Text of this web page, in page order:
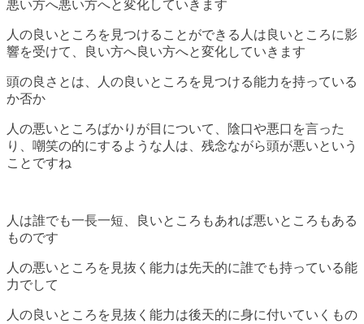
悪い方へ悪い方へと変化していきます
人の良いところを見つけることができる人は良いところに影
響を受けて、良い方へ良い方へと変化していきます
頭の良さとは、人の良いところを見つける能力を持っている
か否か
人の悪いところばかりが目について、陰口や悪口を言った
り、嘲笑の的にするような人は、残念ながら頭が悪いという
ことですね
人は誰でも一長一短、良いところもあれば悪いところもある
ものです
人の悪いところを見抜く能力は先天的に誰でも持っている能
力でして
人の良いところを見抜く能力は後天的に身に付いていくもの